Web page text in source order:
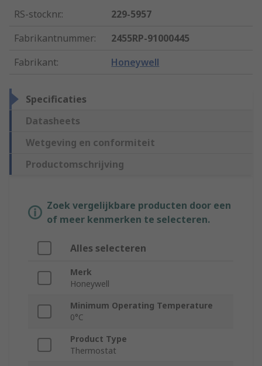
RS-stocknr.:
229-5957
Fabrikantnummer:
2455RP-91000445
Fabrikant: Honeywell
Specificaties
Datasheets
Wetgeving en conformiteit
Productomschrijving
Zoek vergelijkbare producten door een
of meer kenmerken te selecteren.
Alles selecteren
Merk
Honeywell
Minimum Operating Temperature
0°C
Product Type
Thermostat